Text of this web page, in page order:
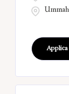
Applica